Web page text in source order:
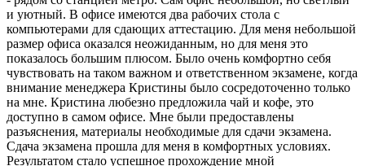
и уютный. В офисе имеются два рабочих стола с
компьютерами для сдающих аттестацию. Для меня небольшой
размер офиса оказался неожиданным, но для меня это
показалось большим плюсом. Было очень комфортно себя
чувствовать на таком важном и ответственном экзамене, когда
внимание менеджера Кристины было сосредоточенно только
на мне. Кристина любезно предложила чай и кофе, это
доступно в самом офисе. Мне были предоставлены
разъяснения, материалы необходимые для сдачи экзамена.
Сдача экзамена прошла для меня в комфортных условиях.
Результатом стало успешное прохождение мной